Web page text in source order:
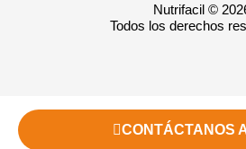
Nutrifacil ©
Todos los derechos
CONTÁCTANOS